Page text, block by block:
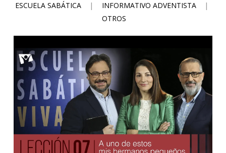
ESCUELA SABÁTICA | INFORMATIVO ADVENTISTA
|
OTROS